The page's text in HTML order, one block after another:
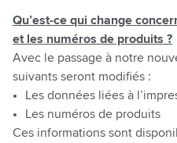
Qu’est-ce qui change
et les numéros de produits ?
Avec le passage à notre
suivants seront modifiés :
Les données liées à
Les numéros de produits
Ces informations sont